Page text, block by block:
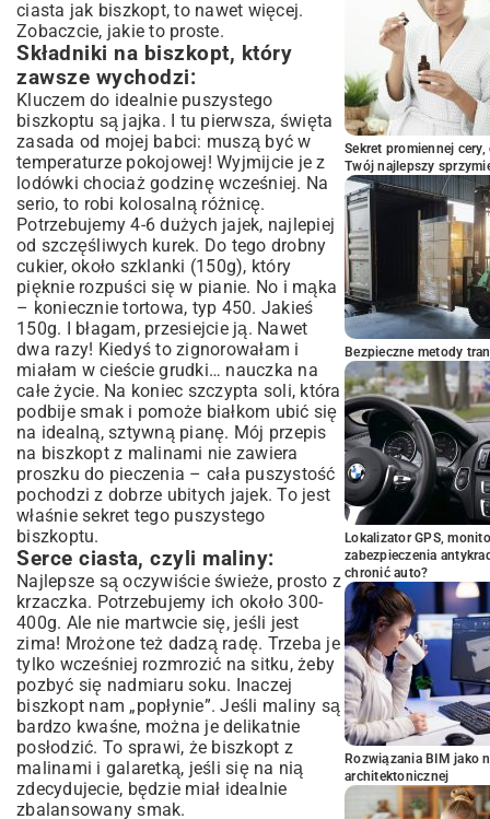
ciasta jak biszkopt, to nawet więcej.
Zobaczcie, jakie to proste.
Składniki na biszkopt, który
zawsze wychodzi:
Kluczem do idealnie puszystego
biszkoptu są jajka. I tu pierwsza, święta
zasada od mojej babci: muszą być w
temperaturze pokojowej! Wyjmijcie je z
lodówki chociaż godzinę wcześniej. Na
serio, to robi kolosalną różnicę.
Potrzebujemy 4-6 dużych jajek, najlepiej
od szczęśliwych kurek. Do tego drobny
cukier, około szklanki (150g), który
pięknie rozpuści się w pianie. No i mąka
– koniecznie tortowa, typ 450. Jakieś
150g. I błagam, przesiejcie ją. Nawet
dwa razy! Kiedyś to zignorowałam i
miałam w cieście grudki… nauczka na
całe życie. Na koniec szczypta soli, która
podbije smak i pomoże białkom ubić się
na idealną, sztywną pianę. Mój przepis
na biszkopt z malinami nie zawiera
proszku do pieczenia – cała puszystość
pochodzi z dobrze ubitych jajek. To jest
właśnie sekret tego puszystego
biszkoptu.
Serce ciasta, czyli maliny:
Najlepsze są oczywiście świeże, prosto z
krzaczka. Potrzebujemy ich około 300-
400g. Ale nie martwcie się, jeśli jest
zima! Mrożone też dadzą radę. Trzeba je
tylko wcześniej rozmrozić na sitku, żeby
pozbyć się nadmiaru soku. Inaczej
biszkopt nam „popłynie”. Jeśli maliny są
bardzo kwaśne, można je delikatnie
posłodzić. To sprawi, że biszkopt z
malinami i galaretką, jeśli się na nią
zdecydujecie, będzie miał idealnie
zbalansowany smak.
Sekret promiennej
Twój najlepszy
Bezpieczne metody
Lokalizator GPS,
zabezpieczenia
chronić auto?
Rozwiązania BIM jako
architektonicznej